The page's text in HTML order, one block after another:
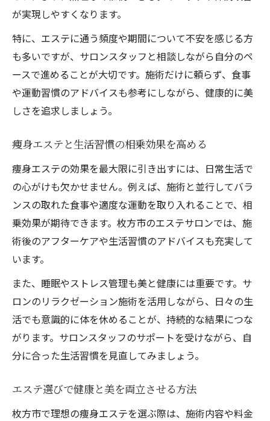
が実現しやすくなります。
特に、エステに通う頻度や期間について不安を感じる方
も多いですが、サロンスタッフと相談しながら自分のペ
ースで進めることが大切です。施術だけに頼らず、食事
や運動習慣のアドバイスも参考にしながら、健康的に美
しさを追求しましょう。
痩身エステと生活習慣の相乗効果を高める
痩身エステの効果を最大限に引き出すには、日常生活で
の心がけも欠かせません。例えば、施術と並行してバラ
ンスの取れた食事や適度な運動を取り入れることで、相
乗効果が期待できます。枚方市のエステサロンでは、施
術後のアフターケアや生活習慣のアドバイスも充実して
います。
また、睡眠やストレス管理も美と健康には重要です。サ
ロンのリラクゼーション施術を活用しながら、日々の生
活でも意識的に体を休めることが、持続的な結果につな
がります。サロンスタッフのサポートを受けながら、自
分に合った生活習慣を見直してみましょう。
エステ選びで健康と美を両立させる方法
枚方市で理想の痩身エステを選ぶ際は、施術内容や料金